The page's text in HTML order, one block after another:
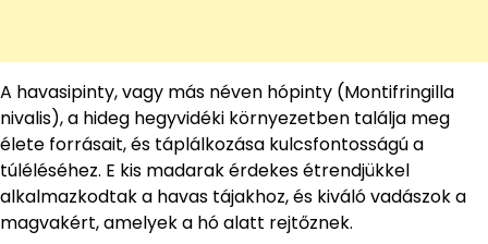
A havasipinty, vagy más néven hópinty (Montifringilla
nivalis), a hideg hegyvidéki környezetben találja meg
élete forrásait, és táplálkozása kulcsfontosságú a
túléléséhez. E kis madarak érdekes étrendjükkel
alkalmazkodtak a havas tájakhoz, és kiváló vadászok a
magvakért, amelyek a hó alatt rejtőznek.